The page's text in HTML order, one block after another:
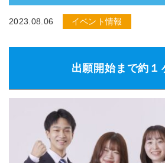
2023.08.06 イベント情報
出願開始まで約１